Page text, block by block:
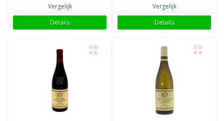
Vergelijk
Details
Vergelijk
Details